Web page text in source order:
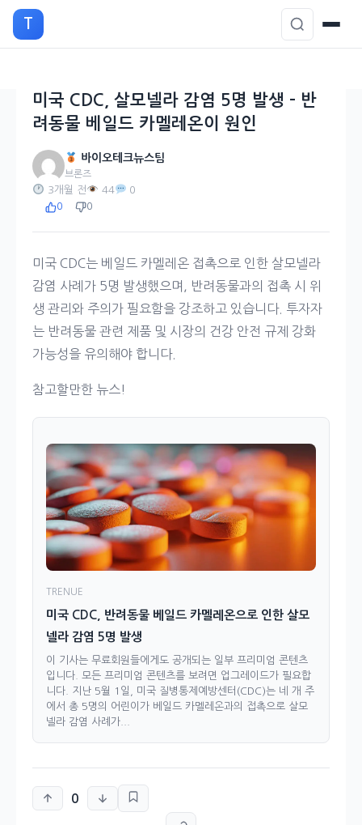
으
T
미국 CDC, 살모넬라 감염 5명 발생 – 반
려동물 베일드 카멜레온이 원인
바이오테크뉴스팀
브론즈
3개월 전 44 0
0 0
미국 CDC는 베일드 카멜레온 접촉으로 인한 살모넬라
감염 사례가 5명 발생했으며, 반려동물과의 접촉 시 위
생 관리와 주의가 필요함을 강조하고 있습니다. 투자자
는 반려동물 관련 제품 및 시장의 건강 안전 규제 강화
가능성을 유의해야 합니다.
참고할만한 뉴스!
TRENUE
미국 CDC, 반려동물 베일드 카멜레온으로 인한 살모
넬라 감염 5명 발생
이 기사는 무료회원들에게도 공개되는 일부 프리미엄 콘텐츠
입니다. 모든 프리미엄 콘텐츠를 보려면 업그레이드가 필요합
니다. 지난 5월 1일, 미국 질병통제예방센터(CDC)는 네 개 주
에서 총 5명의 어린이가 베일드 카멜레온과의 접촉으로 살모
넬라 감염 사례가...
0